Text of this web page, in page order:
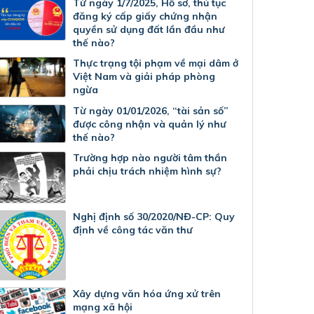
Từ ngày 1/7/2025, Hồ sơ, thủ tục
đăng ký cấp giấy chứng nhận
quyền sử dụng đất lần đầu như
thế nào?
Thực trạng tội phạm về mại dâm ở
Việt Nam và giải pháp phòng
ngừa
Từ ngày 01/01/2026, “tài sản số”
được công nhận và quản lý như
thế nào?
Trường hợp nào người tâm thần
phải chịu trách nhiệm hình sự?
Nghị định số 30/2020/NĐ-CP: Quy
định về công tác văn thư
Xây dựng văn hóa ứng xử trên
mạng xã hội